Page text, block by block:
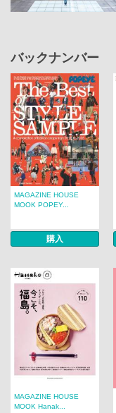
バックナンバー
MAGAZINE HOUSE
MOOK POPEY...
購入
MAGAZINE HOUSE
MOOK Hanak...